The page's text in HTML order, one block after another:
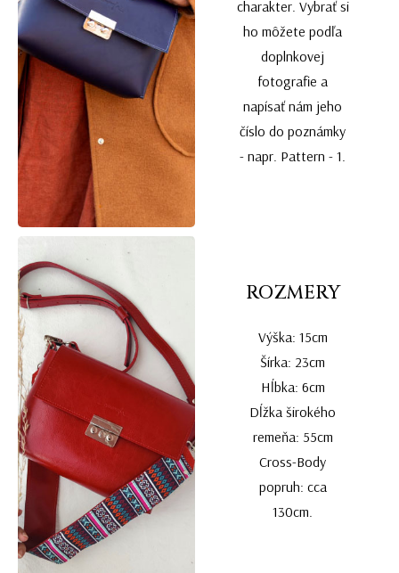
charakter. Vybrať si
ho môžete podľa
doplnkovej
fotografie a
napísať nám jeho
číslo do poznámky
- napr. Pattern - 1.
ROZMERY
Výška: 15cm
Šírka: 23cm
Hĺbka: 6cm
Dĺžka širokého
remeňa: 55cm
Cross-Body
popruh: cca
130cm.